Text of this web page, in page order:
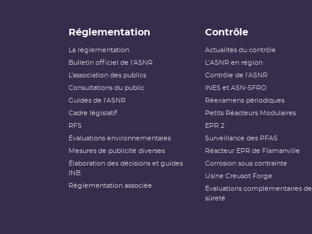
Réglementation
La réglementation
Bulletin officiel de l'ASNR
L’association des publics
Consultations du public
Guides de l'ASNR
Cadre législatif
RFS
Évaluations environnementales
Mesures de publicité diverses
Élaboration des décisions et guides
INB
Réglementation associée
Contrôle
Actualités du contrôle
L'ASNR en région
Contrôle de l'ASNR
INES et ASN-SFRO
Réexamens périodiques
Petits Réacteurs Modulaires
EPR 2
Surveillance des PFAS
Réacteur EPR de Flamanville
Corrosion sous contrainte
Usine Creusot Forge
Évaluations complémentaires de
sûreté